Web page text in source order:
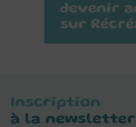
Inscription
à la newsletter